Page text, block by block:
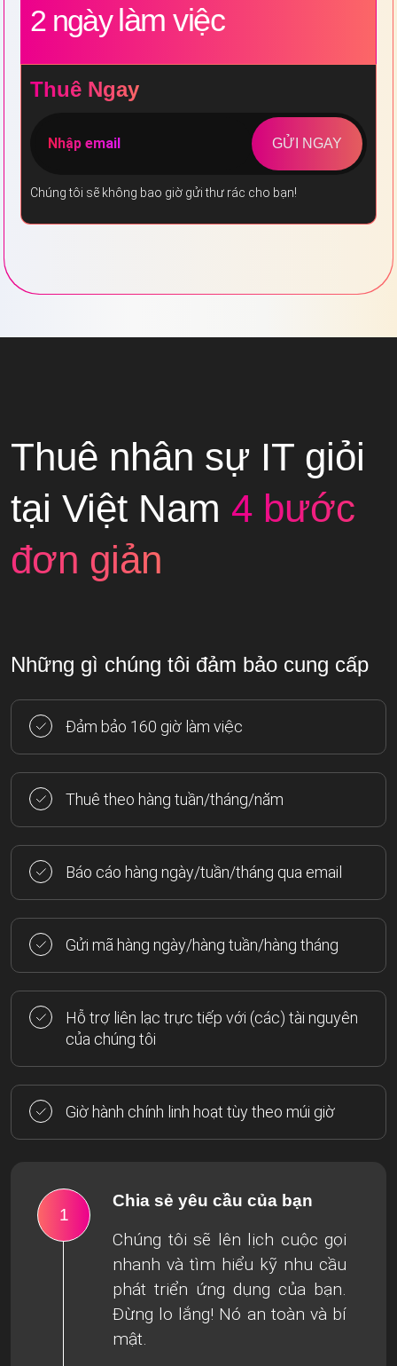
2 ngàylàm việc
Thuê Ngay
GỬI NGAY
Chúng tôi sẽ không bao giờ gửi thư rác cho bạn!
Thuê nhân sự IT giỏi
tại Việt Nam 4 bước
đơn giản
Những gì chúng tôi đảm bảo cung cấp
Đảm bảo 160 giờ làm việc
Thuê theo hàng tuần/tháng/năm
Báo cáo hàng ngày/tuần/tháng qua email
Gửi mã hàng ngày/hàng tuần/hàng tháng
Hỗ trợ liên lạc trực tiếp với (các) tài nguyên
của chúng tôi
Giờ hành chính linh hoạt tùy theo múi giờ
1
Chia sẻ yêu cầu của bạn
Chúng tôi sẽ lên lịch cuộc gọi
nhanh và tìm hiểu kỹ nhu cầu
phát triển ứng dụng của bạn.
Đừng lo lắng! Nó an toàn và bí
mật.